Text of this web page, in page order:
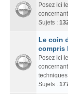
Posez ici
Sujets :
Le coin
compris
Posez ici
Sujets :